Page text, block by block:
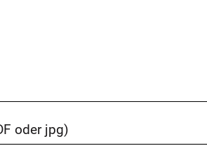
oder jpg)